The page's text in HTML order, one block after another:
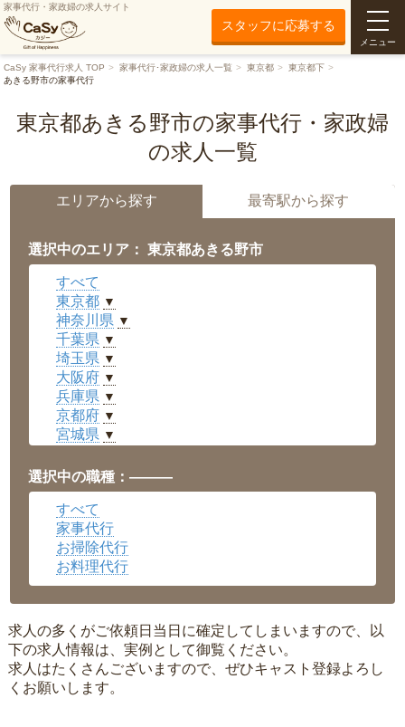
家事代行・家政婦の求人サイト
スタッフに応募する
メニュー
CaSy 家事代行求人 TOP 家事代行･家政婦の求人一覧 東京都
東京都下
あきる野市の家事代行
東京都あきる野市の家事代行・家政婦
の求人一覧
エリアから探す 最寄駅から探す
選択中のエリア： 東京都あきる野市
すべて
東京都 ▼
神奈川県 ▼
千葉県 ▼
埼玉県 ▼
大阪府 ▼
兵庫県 ▼
京都府 ▼
宮城県 ▼
福井県 ▼
岡山県 ▼
広島県
沖縄県 ▼
選択中の職種：———
すべて
家事代行
お掃除代行
お料理代行
求人の多くがご依頼日当日に確定してしまいますので、以
下の求人情報は、実例として御覧ください。
求人はたくさんございますので、ぜひキャスト登録よろし
くお願いします。